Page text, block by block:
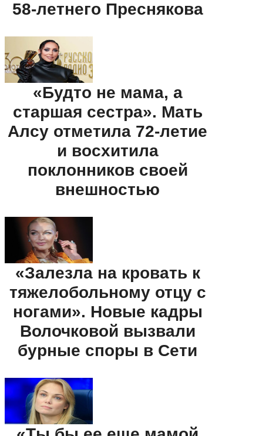
58-летнего Преснякова
«Будто не мама, а
старшая сестра». Мать
Алсу отметила 72-летие
и восхитила
поклонников своей
внешностью
«Залезла на кровать к
тяжелобольному отцу с
ногами». Новые кадры
Волочковой вызвали
бурные споры в Сети